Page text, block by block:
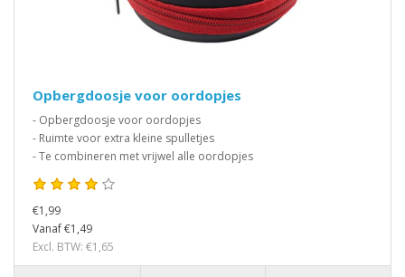
Opbergdoosje voor oordopjes
- Opbergdoosje voor oordopjes
- Ruimte voor extra kleine spulletjes
- Te combineren met vrijwel alle oordopjes
€1,99
Vanaf €1,49
Excl. BTW: €1,65